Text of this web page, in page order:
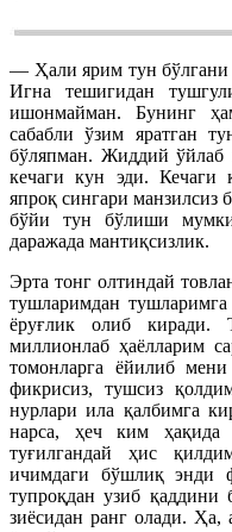
— Ҳали ярим тун бўлгани
Игна тешигидан
ишонмайман. Бунинг
сабабли ўзим яратган
бўляпман. Жиддий ўйлаб
кечаги кун эди. Кечаги
япроқ сингари манзилсиз
бўйи тун бўлиши
даражада мантиқсизлик.
Эрта тонг олтиндай
тушларимдан
ёруғлик олиб киради.
миллионлаб ҳаёлларим
томонларга ёйилиб
фикрисиз, тушсиз
нурлари ила қалбимга
нарса, ҳеч ким ҳақида
туғилгандай ҳис
ичимдаги бўшлиқ энди
тупроқдан узиб қаддини
зиёсидан ранг олади.